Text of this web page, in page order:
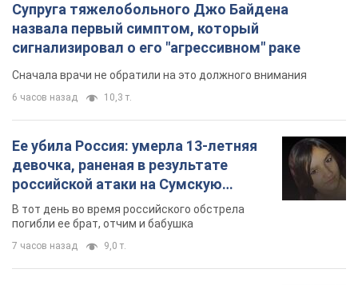
Супруга тяжелобольного Джо Байдена
назвала первый симптом, который
сигнализировал о его "агрессивном" раке
Сначала врачи не обратили на это должного внимания
6 часов назад 10,3 т.
Ее убила Россия: умерла 13-летняя
девочка, раненая в результате
российской атаки на Сумскую
область. Фото
В тот день во время российского обстрела
погибли ее брат, отчим и бабушка
7 часов назад 9,0 т.